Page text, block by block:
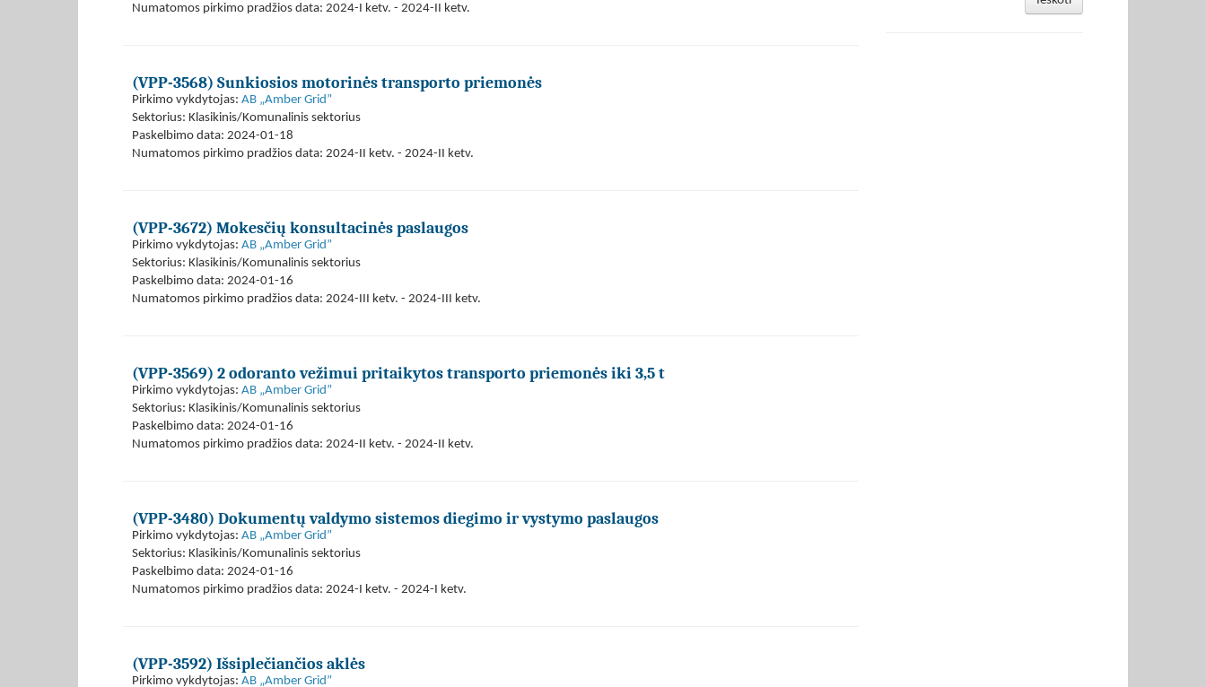
Numatomos pirkimo pradžios data: 2024-I ketv. - 2024-II ketv.
(VPP-3568) Sunkiosios motorinės transporto priemonės
Pirkimo vykdytojas: AB „Amber Grid”
Sektorius: Klasikinis/Komunalinis sektorius
Paskelbimo data: 2024-01-18
Numatomos pirkimo pradžios data: 2024-II ketv. - 2024-II ketv.
(VPP-3672) Mokesčių konsultacinės paslaugos
Pirkimo vykdytojas: AB „Amber Grid”
Sektorius: Klasikinis/Komunalinis sektorius
Paskelbimo data: 2024-01-16
Numatomos pirkimo pradžios data: 2024-III ketv. - 2024-III ketv.
(VPP-3569) 2 odoranto vežimui pritaikytos transporto priemonės iki 3,5 t
Pirkimo vykdytojas: AB „Amber Grid”
Sektorius: Klasikinis/Komunalinis sektorius
Paskelbimo data: 2024-01-16
Numatomos pirkimo pradžios data: 2024-II ketv. - 2024-II ketv.
(VPP-3480) Dokumentų valdymo sistemos diegimo ir vystymo paslaugos
Pirkimo vykdytojas: AB „Amber Grid”
Sektorius: Klasikinis/Komunalinis sektorius
Paskelbimo data: 2024-01-16
Numatomos pirkimo pradžios data: 2024-I ketv. - 2024-I ketv.
(VPP-3592) Išsiplečiančios aklės
Pirkimo vykdytojas: AB „Amber Grid”